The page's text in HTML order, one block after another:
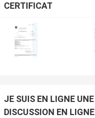
CERTIFICAT
JE SUIS EN LIGNE UNE
DISCUSSION EN LIGNE